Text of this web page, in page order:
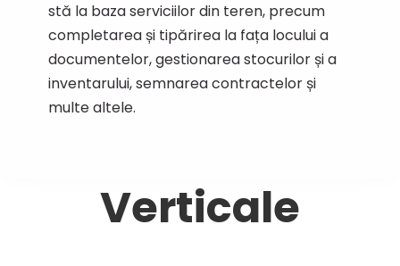
stă la baza serviciilor din teren, precum
completarea și tipărirea la fața locului a
documentelor, gestionarea stocurilor și a
inventarului, semnarea contractelor și
multe altele.
Verticale